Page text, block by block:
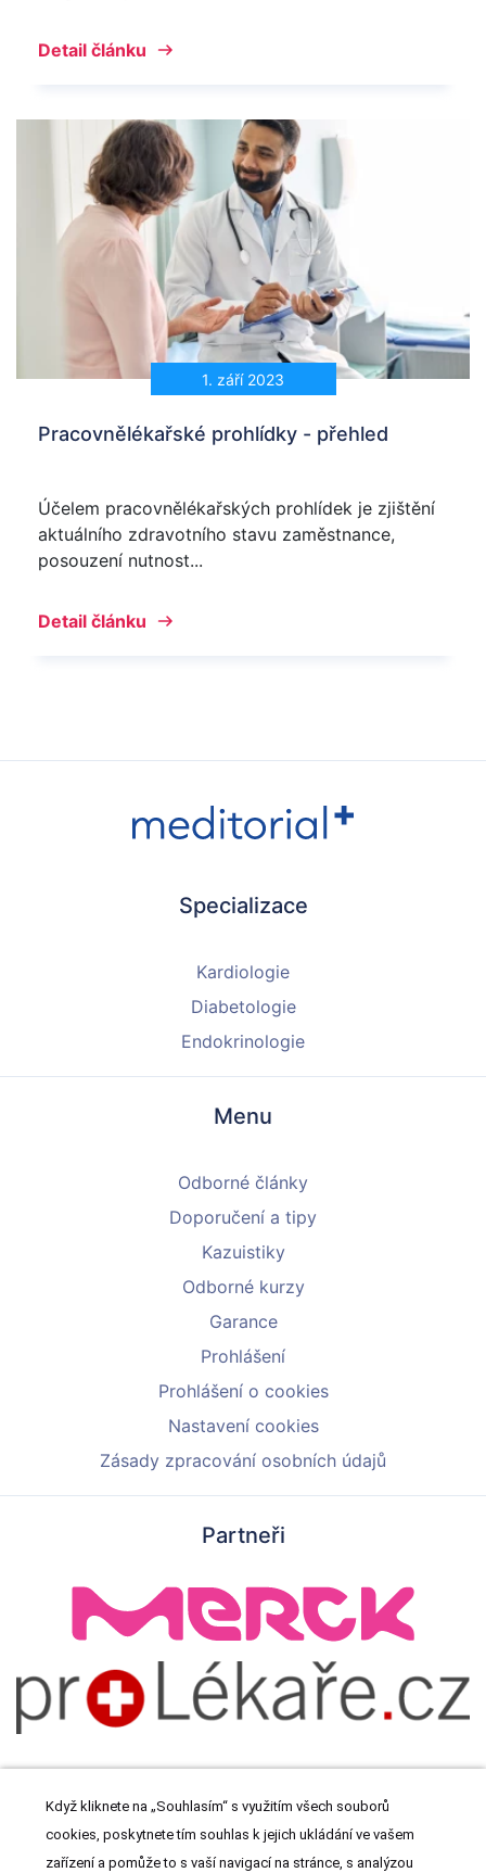
Detail článku
1. září 2023
Pracovnělékařské prohlídky - přehled
Účelem pracovnělékařských prohlídek je zjištění
aktuálního zdravotního stavu zaměstnance,
posouzení nutnost...
Detail článku
Specializace
Kardiologie
Diabetologie
Endokrinologie
Menu
Odborné články
Doporučení a tipy
Kazuistiky
Odborné kurzy
Garance
Prohlášení
Prohlášení o cookies
Nastavení cookies
Zásady zpracování osobních údajů
Partneři
© 2026 Meditorial s.r.o. Všechna práva vyhrazena.
Když kliknete na „Souhlasím“ s využitím všech souborů
cookies, poskytnete tím souhlas k jejich ukládání ve vašem
zařízení a pomůže to s vaší navigací na stránce, s analýzou